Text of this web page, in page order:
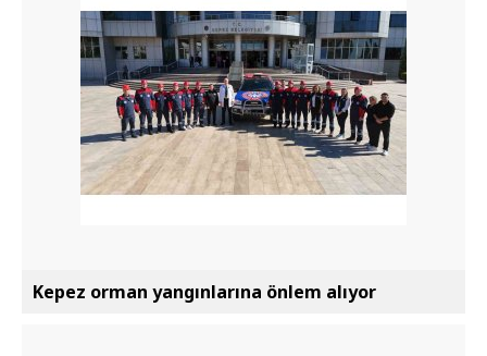
Kepez orman yangınlarına önlem alıyor